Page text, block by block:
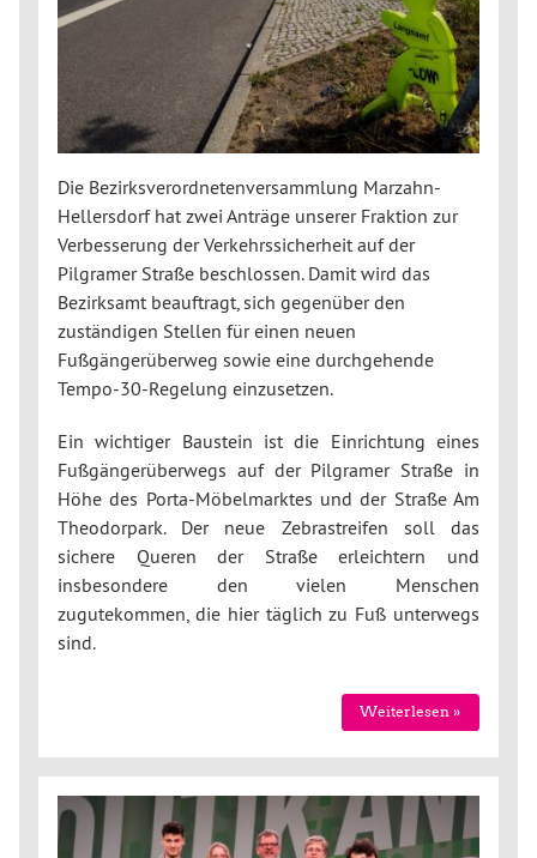
Die Bezirksverordnetenversammlung Marzahn-
Hellersdorf hat zwei Anträge unserer Fraktion zur
Verbesserung der Verkehrssicherheit auf der
Pilgramer Straße beschlossen. Damit wird das
Bezirksamt beauftragt, sich gegenüber den
zuständigen Stellen für einen neuen
Fußgängerüberweg sowie eine durchgehende
Tempo-30-Regelung einzusetzen.
Ein wichtiger Baustein ist die Einrichtung eines
Fußgängerüberwegs auf der Pilgramer Straße in
Höhe des Porta-Möbelmarktes und der Straße Am
Theodorpark. Der neue Zebrastreifen soll das
sichere Queren der Straße erleichtern und
insbesondere den vielen Menschen
zugutekommen, die hier täglich zu Fuß unterwegs
sind.
Weiterlesen »